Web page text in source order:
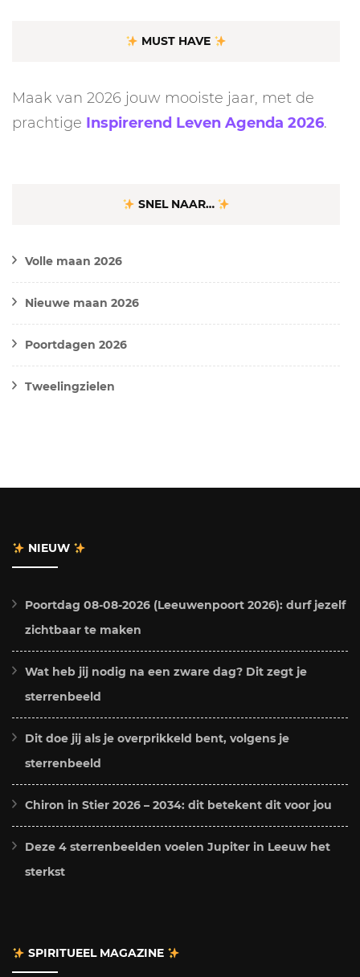
MUST HAVE
Maak van 2026 jouw mooiste jaar, met de
prachtige Inspirerend Leven Agenda 2026.
SNEL NAAR…
Volle maan 2026
Nieuwe maan 2026
Poortdagen 2026
Tweelingzielen
NIEUW
Poortdag 08-08-2026 (Leeuwenpoort 2026): durf jezelf
zichtbaar te maken
Wat heb jij nodig na een zware dag? Dit zegt je
sterrenbeeld
Dit doe jij als je overprikkeld bent, volgens je
sterrenbeeld
Chiron in Stier 2026 – 2034: dit betekent dit voor jou
Deze 4 sterrenbeelden voelen Jupiter in Leeuw het
sterkst
SPIRITUEEL MAGAZINE